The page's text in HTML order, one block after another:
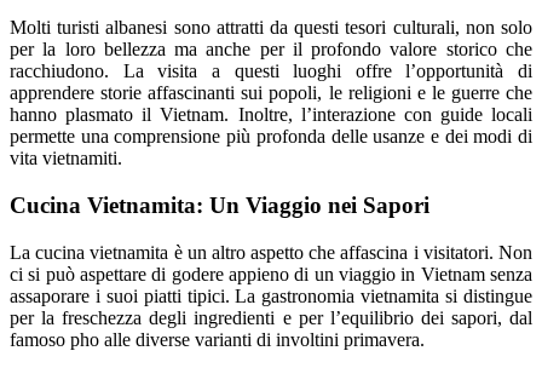
Molti turisti albanesi sono attratti da questi tesori culturali, non solo
per la loro bellezza ma anche per il profondo valore storico che
racchiudono. La visita a questi luoghi offre l’opportunità di
apprendere storie affascinanti sui popoli, le religioni e le guerre che
hanno plasmato il Vietnam. Inoltre, l’interazione con guide locali
permette una comprensione più profonda delle usanze e dei modi di
vita vietnamiti.
Cucina Vietnamita: Un Viaggio nei Sapori
La cucina vietnamita è un altro aspetto che affascina i visitatori. Non
ci si può aspettare di godere appieno di un viaggio in Vietnam senza
assaporare i suoi piatti tipici. La gastronomia vietnamita si distingue
per la freschezza degli ingredienti e per l’equilibrio dei sapori, dal
famoso pho alle diverse varianti di involtini primavera.